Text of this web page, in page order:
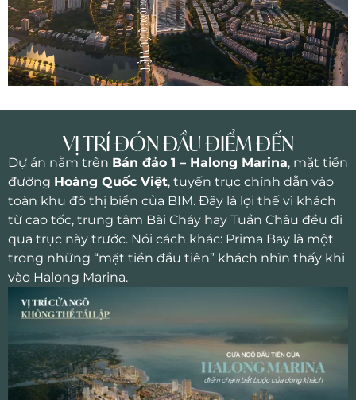
VỊ TRÍ ĐÓN ĐẦU ĐIỂM ĐẾN
Dự án nằm trên Bán đảo 1 – Halong Marina, mặt tiền
đường Hoàng Quốc Việt, tuyến trục chính dẫn vào
toàn khu đô thị biển của BIM. Đây là lợi thế vì khách
từ cao tốc, trung tâm Bãi Cháy hay Tuần Châu đều đi
qua trục này trước. Nói cách khác: Prima Bay là một
trong những “mặt tiền đầu tiên” khách nhìn thấy khi
vào Halong Marina.